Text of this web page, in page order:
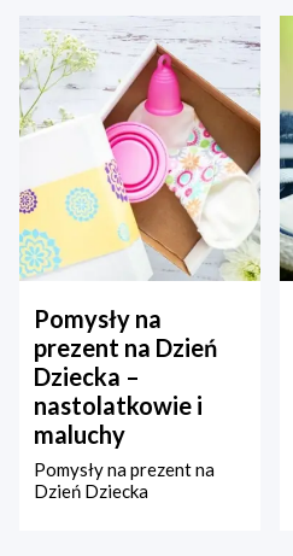
Pomysły na
prezent na Dzień
Dziecka –
nastolatkowie i
maluchy
Pomysły na prezent na
Dzień Dziecka